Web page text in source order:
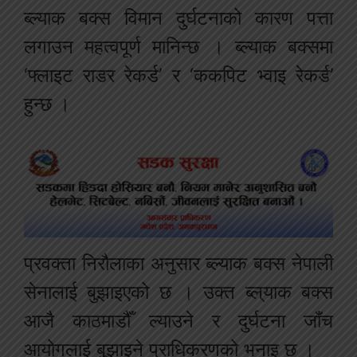
ब्ल्याक बक्स विमान दुर्घटनाको कारण पत्ता
लगाउन महत्वपूर्ण मानिन्छ । ब्ल्याक बक्समा
‘फ्लाइट राडर रेकर्ड’ र ‘ककपिट भ्वाइ रेकर्ड’
हुन्छ ।
प्रवक्ता निरौलाका अनुसार ब्ल्याक बक्स नेपाली
सेनालाई बुझाइएको छ । उक्त ब्ल्याक बक्स
आजै काठमाडौँ ल्याउने र दुर्घटना जाँच
आयोगलाई बुझाइने प्राधिकरणको भनाइ छ ।